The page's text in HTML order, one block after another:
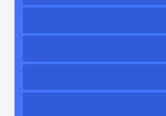
منتشر شد